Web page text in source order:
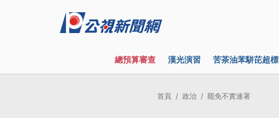
總預算審查 漢光演習 苦茶油苯駢芘超標
首頁 政治 罷免不實連署